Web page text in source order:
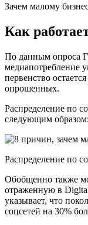
Зачем малому
Как
По данным опроса
медиапотребление
первенство
опрошенных.
Распределение по
следующим образом:
Распределение по
Обобщенно также
отраженную в
указывает, что
соцсетей на 30%